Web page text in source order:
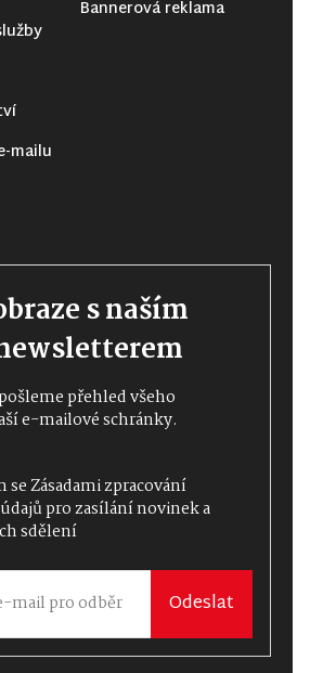
mailu
Bannerová reklama
s naším
přehled všeho
e-mailové schránky.
seZásadami zpracování
pro zasílání novinek a
sdělení
Odeslat